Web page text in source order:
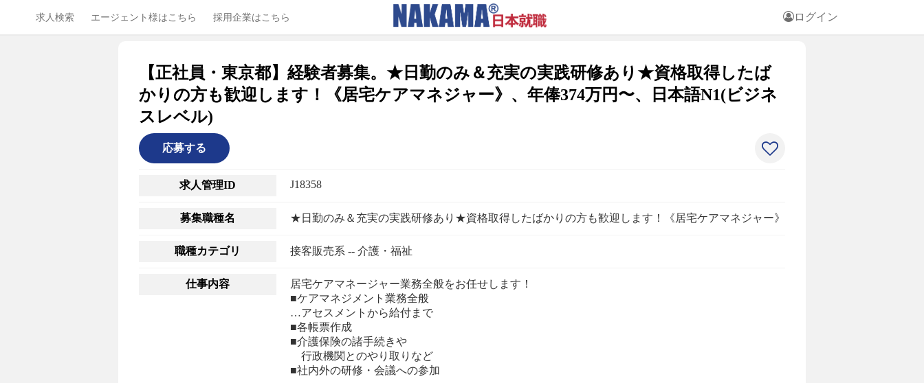
ログイン
求人検索 エージェント様はこちら 採用企業はこちら
【正社員・東京都】経験者募集。★日勤のみ＆充実の実践研修あり★資格取得したば
かりの方も歓迎します！《居宅ケアマネジャー》、年俸374万円〜、日本語N1(ビジネ
スレベル)
応募する
求人管理ID J18358
募集職種名 ★日勤のみ＆充実の実践研修あり★資格取得したばかりの方も歓迎します！《居宅ケアマネジャー》
職種カテゴリ 接客販売系 -- 介護・福祉
仕事内容
居宅ケアマネージャー業務全般をお任せします！
■ケアマネジメント業務全般
…アセスメントから給付まで
■各帳票作成
■介護保険の諸手続きや
行政機関とのやり取りなど
■社内外の研修・会議への参加